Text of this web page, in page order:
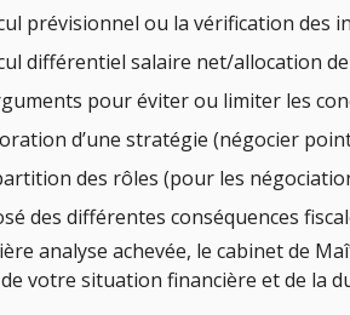
prévisionnel ou la vérification des
différentiel salaire net/allocation
pour éviter ou limiter les
d’une stratégie (négocier
des rôles (pour les
des différentes conséquences
analyse achevée, le cabinet de
votre situation financière et de la